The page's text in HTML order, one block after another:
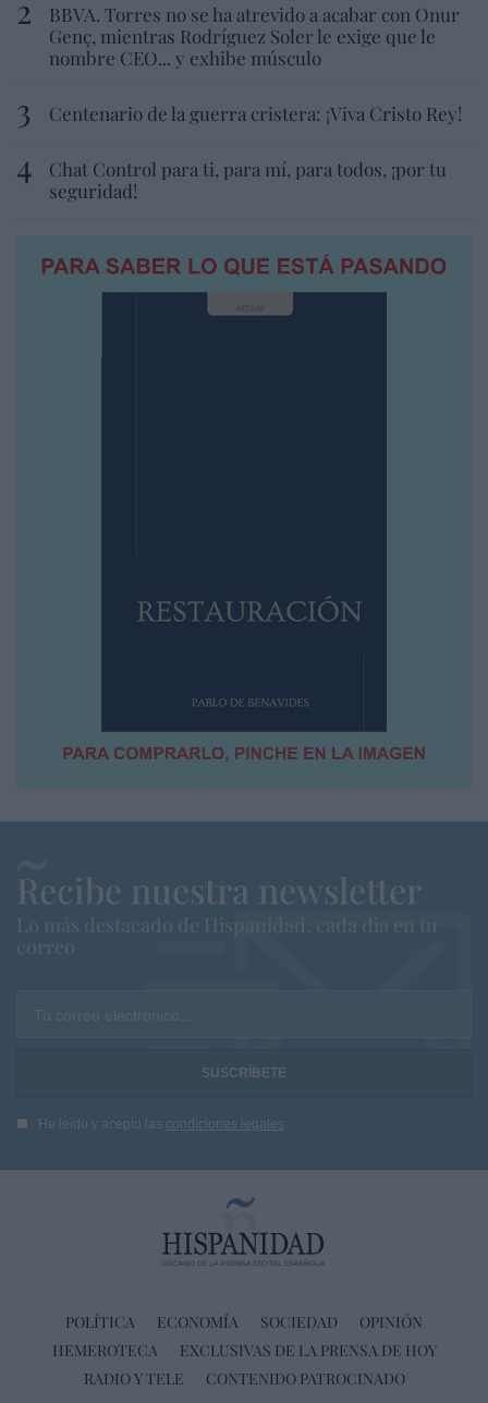
BBVA. Torres no se ha atrevido a acabar con Onur
Genç, mientras Rodríguez Soler le exige que le
nombre CEO... y exhibe músculo
Centenario de la guerra cristera: ¡Viva Cristo Rey!
Chat Control para ti, para mí, para todos, ¡por tu
seguridad!
Recibe nuestra newsletter
Lo más destacado de Hispanidad, cada dia en tu
correo
Tu correo electrónico...
He leído y acepto las condiciones legales
POLÍTICA ECONOMÍA SOCIEDAD
OPINIÓN
HEMEROTECA
EXCLUSIVAS DE LA PRENSA DE HOY
RADIO Y TELE
CONTENIDO PATROCINADO